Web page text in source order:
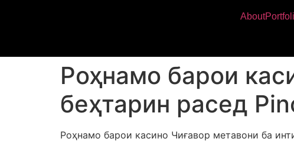
About
Роҳнамо барои
беҳтарин расед
Роҳнамо барои касино Чиғавор метавони ба